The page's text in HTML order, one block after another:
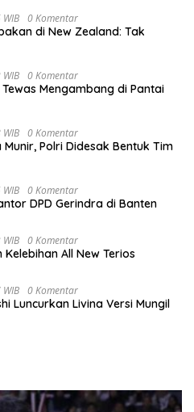
0 Komentar
di New Zealand: Tak
0 Komentar
Mengambang di Pantai
0 Komentar
Munir, Polri Didesak Bentuk Tim
0 Komentar
DPD Gerindra di Banten
0 Komentar
All New Terios
0 Komentar
Luncurkan Livina Versi Mungil